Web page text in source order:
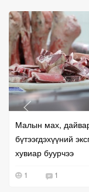
Малын мах,
бүтээгдэхүүний
хувиар буурчээ
1 1